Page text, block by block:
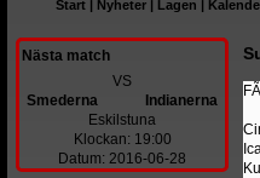
Start | Nyheter | Lagen |
Nästa match
VS
Smederna Indianerna
Eskilstuna
Klockan: 19:00
Datum: 2016-06-28